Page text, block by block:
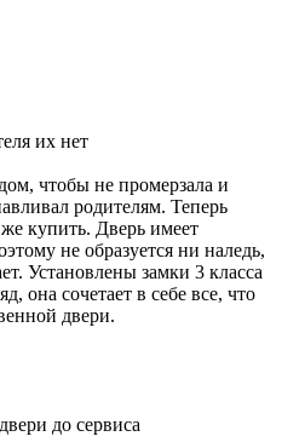
их нет
чтобы не промерзала и
родителям. Теперь
купить. Дверь имеет
не образуется ни наледь,
Установлены замки 3 класса
она сочетает в себе все, что
двери.
до сервиса